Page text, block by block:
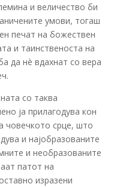
и величество би
умови, тогаш
печат на божествен
и таинственоста на
да нè вдахнат со вера
со таква
ја прилагодува кон
човечкото срце, што
и најобразованите
и необразованите
патот на
изразени